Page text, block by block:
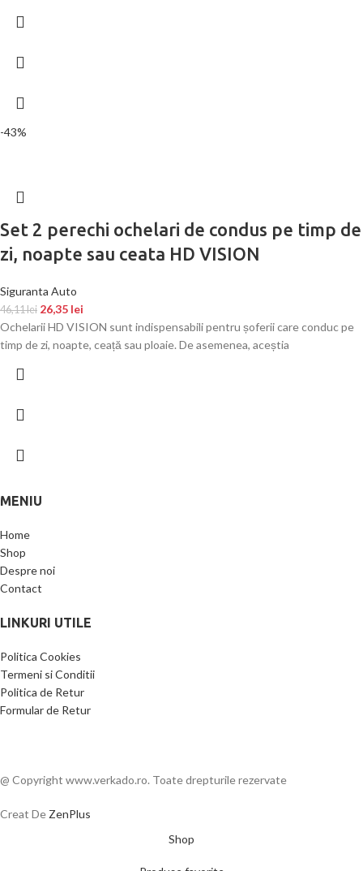
-43%
Set 2 perechi ochelari de condus pe timp de
zi, noapte sau ceata HD VISION
Siguranta Auto
46,11lei 26,35 lei
Ochelarii HD VISION sunt indispensabili pentru șoferii care conduc pe
timp de zi, noapte, ceață sau ploaie. De asemenea, aceștia
MENIU
Home
Shop
Despre noi
Contact
LINKURI UTILE
Politica Cookies
Termeni si Conditii
Politica de Retur
Formular de Retur
@ Copyright www.verkado.ro. Toate drepturile rezervate
Creat De ZenPlus
Shop